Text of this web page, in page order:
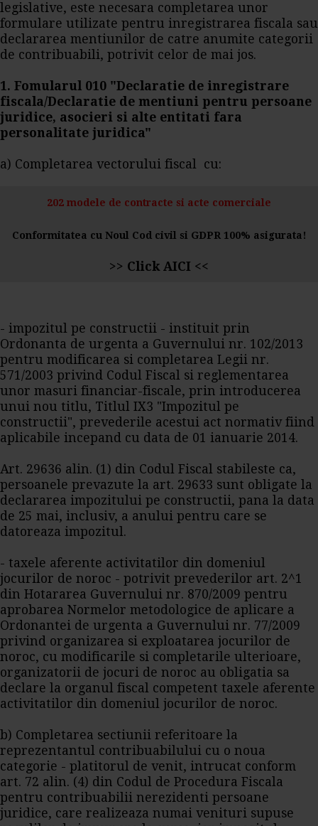
legislative, este necesara completarea unor
formulare utilizate pentru inregistrarea fiscala sau
declararea mentiunilor de catre anumite categorii
de contribuabili, potrivit celor de mai jos.
1. Fomularul 010 "Declaratie de inregistrare
fiscala/Declaratie de mentiuni pentru persoane
juridice, asocieri si alte entitati fara
personalitate juridica"
a) Completarea vectorului fiscal cu:
202 modele de contracte si acte comerciale
Conformitatea cu Noul Cod civil si GDPR 100% asigurata!
>> Click AICI <<
- impozitul pe constructii - instituit prin
Ordonanta de urgenta a Guvernului nr. 102/2013
pentru modificarea si completarea Legii nr.
571/2003 privind Codul Fiscal si reglementarea
unor masuri financiar-fiscale, prin introducerea
unui nou titlu, Titlul IX3 "Impozitul pe
constructii", prevederile acestui act normativ fiind
aplicabile incepand cu data de 01 ianuarie 2014.
Art. 29636 alin. (1) din Codul Fiscal stabileste ca,
persoanele prevazute la art. 29633 sunt obligate la
declararea impozitului pe constructii, pana la data
de 25 mai, inclusiv, a anului pentru care se
datoreaza impozitul.
- taxele aferente activitatilor din domeniul
jocurilor de noroc - potrivit prevederilor art. 2^1
din Hotararea Guvernului nr. 870/2009 pentru
aprobarea Normelor metodologice de aplicare a
Ordonantei de urgenta a Guvernului nr. 77/2009
privind organizarea si exploatarea jocurilor de
noroc, cu modificarile si completarile ulterioare,
organizatorii de jocuri de noroc au obligatia sa
declare la organul fiscal competent taxele aferente
activitatilor din domeniul jocurilor de noroc.
b) Completarea sectiunii referitoare la
reprezentantul contribuabilului cu o noua
categorie - platitorul de venit, intrucat conform
art. 72 alin. (4) din Codul de Procedura Fiscala
pentru contribuabilii nerezidenti persoane
juridice, care realizeaza numai venituri supuse